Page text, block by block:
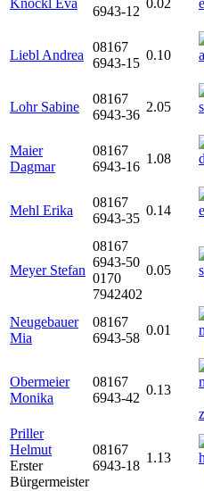
Knöckl Eva
6943-12
0.02
Liebl Andrea
08167
6943-15
0.10
Lohr Sabine
08167
6943-36
2.05
Maier
Dagmar
08167
6943-16
1.08
Mehl Erika
08167
6943-35
0.14
Meyer Stefan
08167
6943-50
0170
7942402
0.05
Neugebauer
Mia
08167
6943-58
0.01
Obermeier
Monika
08167
6943-42
0.13
Priller
Helmut
Erster
Bürgermeister
08167
6943-18
1.13